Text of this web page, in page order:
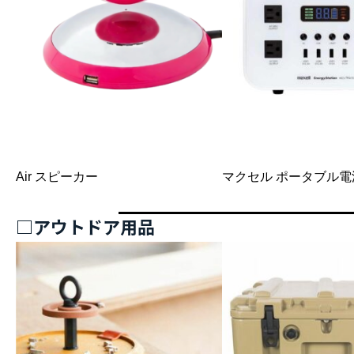
Air スピーカー マクセル ポータブル電
□アウトドア用品